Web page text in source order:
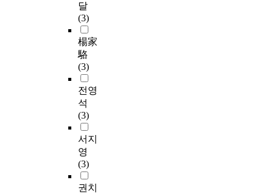
달
(3)
楊家
駱
(3)
전영
석
(3)
서지
영
(3)
권치